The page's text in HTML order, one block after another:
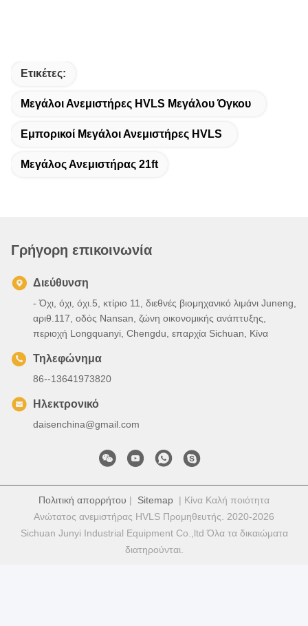
Ετικέτες:
Μεγάλοι Ανεμιστήρες HVLS Μεγάλου Όγκου
Εμπορικοί Μεγάλοι Ανεμιστήρες HVLS
Μεγάλος Ανεμιστήρας 21ft
Γρήγορη επικοινωνία
Διεύθυνση
- Όχι, όχι, όχι.5, κτίριο 11, διεθνές βιομηχανικό λιμάνι Juneng,
αριθ.117, οδός Nansan, ζώνη οικονομικής ανάπτυξης,
περιοχή Longquanyi, Chengdu, επαρχία Sichuan, Κίνα
Τηλεφώνημα
86--13641973820
Ηλεκτρονικό
daisenchina@gmail.com
Πολιτική απορρήτου | Sitemap | Κίνα Καλή ποιότητα
Ανώτατος ανεμιστήρας HVLS Προμηθευτής. 2020-2026
Sichuan Junyi Industrial Equipment Co.,ltd Όλα τα δικαιώματα
διατηρούνται.